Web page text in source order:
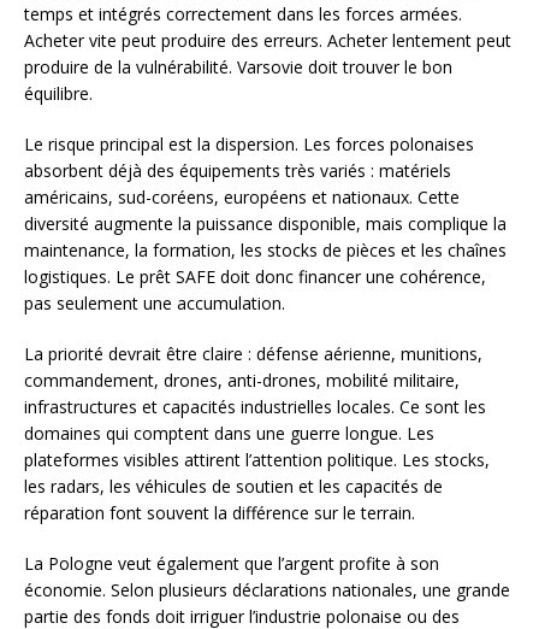
temps et intégrés correctement dans les forces armées.
Acheter vite peut produire des erreurs. Acheter lentement peut
produire de la vulnérabilité. Varsovie doit trouver le bon
équilibre.
Le risque principal est la dispersion. Les forces polonaises
absorbent déjà des équipements très variés : matériels
américains, sud-coréens, européens et nationaux. Cette
diversité augmente la puissance disponible, mais complique la
maintenance, la formation, les stocks de pièces et les chaînes
logistiques. Le prêt SAFE doit donc financer une cohérence,
pas seulement une accumulation.
La priorité devrait être claire : défense aérienne, munitions,
commandement, drones, anti-drones, mobilité militaire,
infrastructures et capacités industrielles locales. Ce sont les
domaines qui comptent dans une guerre longue. Les
plateformes visibles attirent l’attention politique. Les stocks,
les radars, les véhicules de soutien et les capacités de
réparation font souvent la différence sur le terrain.
La Pologne veut également que l’argent profite à son
économie. Selon plusieurs déclarations nationales, une grande
partie des fonds doit irriguer l’industrie polonaise ou des